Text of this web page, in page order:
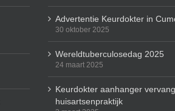
Advertentie Keurdokter in
30 oktober 2025
Wereldtuberculosedag 2025
24 maart 2025
Keurdokter aanhanger
huisartsenpraktijk